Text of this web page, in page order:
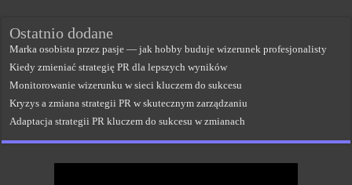
Ostatnio dodane
Marka osobista przez pasje — jak hobby buduje wizerunek profesjonalisty
Kiedy zmieniać strategię PR dla lepszych wyników
Monitorowanie wizerunku w sieci kluczem do sukcesu
Kryzys a zmiana strategii PR w skutecznym zarządzaniu
Adaptacja strategii PR kluczem do sukcesu w zmianach